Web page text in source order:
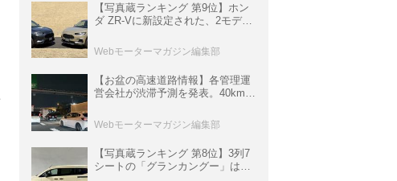
【写真蔵ランキング 第9位】ホン
ダ ZR-Vに新設定された、2モデル
グ」と「ブラックスタイル」
Webモーターマガジン編集部
【お盆の高速道路情報】各管理運
営会社が渋滞予測を発表。40km以
数ある
Webモーターマガジン編集部
【写真蔵ランキング 第8位】3列7
シートの「グランカングー」は、